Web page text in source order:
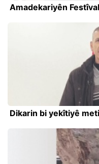
Amadekariyên
Dikarin bi yekîtiyê